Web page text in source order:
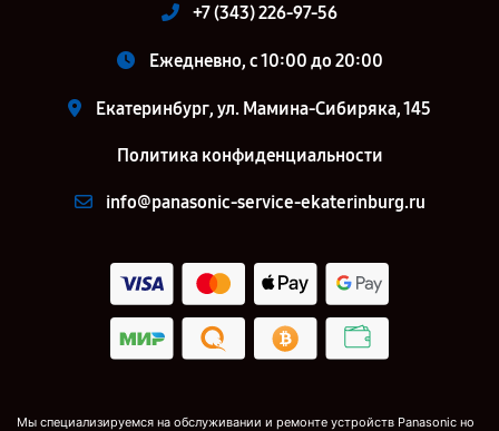
+7 (343) 226-97-56
Ежедневно, с 10:00 до 20:00
Екатеринбург, ул. Мамина-Сибиряка, 145
Политика конфиденциальности
info@panasonic-service-ekaterinburg.ru
Мы специализируемся на обслуживании и ремонте устройств Panasonic но